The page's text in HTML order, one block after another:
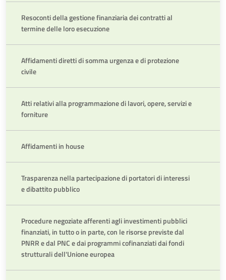
Resoconti della gestione finanziaria dei contratti al
termine delle loro esecuzione
Affidamenti diretti di somma urgenza e di protezione
civile
Atti relativi alla programmazione di lavori, opere, servizi e
forniture
Affidamenti in house
Trasparenza nella partecipazione di portatori di interessi
e dibattito pubblico
Procedure negoziate afferenti agli investimenti pubblici
finanziati, in tutto o in parte, con le risorse previste dal
PNRR e dal PNC e dai programmi cofinanziati dai fondi
strutturali dell'Unione europea